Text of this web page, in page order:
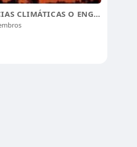
FALÁCIAS CLIMÁTICAS O ENGODO MUNDIAL